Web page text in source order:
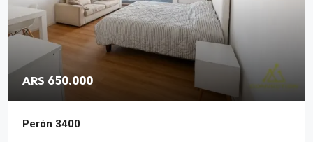
ARS 650.000
Perón 3400